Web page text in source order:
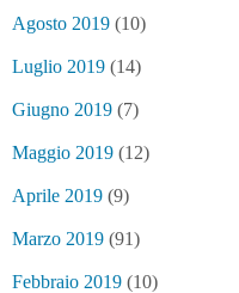
Agosto 2019 (10)
Luglio 2019 (14)
Giugno 2019 (7)
Maggio 2019 (12)
Aprile 2019 (9)
Marzo 2019 (91)
Febbraio 2019 (10)